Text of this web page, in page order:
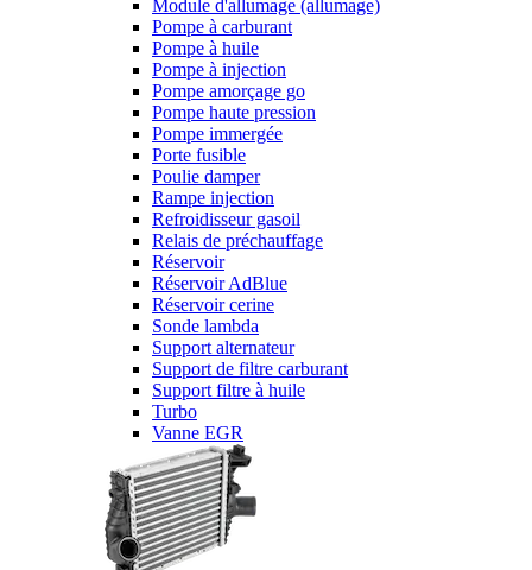
Module d'allumage (allumage)
Pompe à carburant
Pompe à huile
Pompe à injection
Pompe amorçage go
Pompe haute pression
Pompe immergée
Porte fusible
Poulie damper
Rampe injection
Refroidisseur gasoil
Relais de préchauffage
Réservoir
Réservoir AdBlue
Réservoir cerine
Sonde lambda
Support alternateur
Support de filtre carburant
Support filtre à huile
Turbo
Vanne EGR